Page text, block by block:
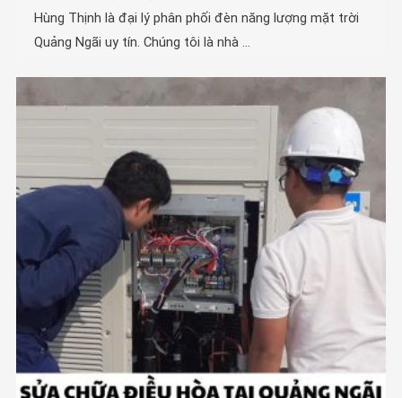
Uy tín
Hùng Thịnh là đại lý phân phối đèn năng lượng mặt trời
Quảng Ngãi uy tín. Chúng tôi là nhà ...